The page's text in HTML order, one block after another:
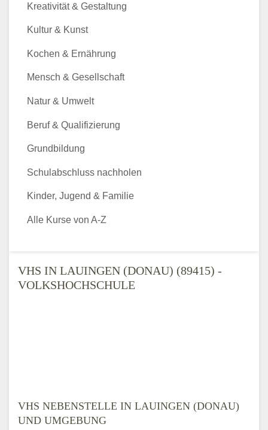
VHS IN LAUINGEN (DONAU) (89415) -
VOLKSHOCHSCHULE
VHS NEBENSTELLE IN LAUINGEN (DONAU)
UND UMGEBUNG
Kreativität & Gestaltung
Kultur & Kunst
Kochen & Ernährung
Mensch & Gesellschaft
Natur & Umwelt
Beruf & Qualifizierung
Grundbildung
Schulabschluss nachholen
Kinder, Jugend & Familie
Alle Kurse von A-Z